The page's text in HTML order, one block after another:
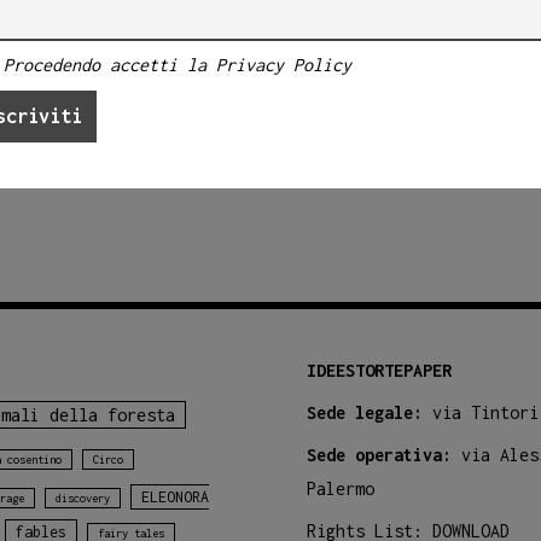
della foresta
cosentino Circo
discovery
ELEONORA
fables fairy tales
IDEESTORTEPAPER
Sede legale: via Tintori
Sede operativa:
via
Palermo
Rights List:DOWNLOAD
Procedendo accetti la Privacy Policy